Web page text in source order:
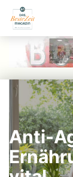
Anti-